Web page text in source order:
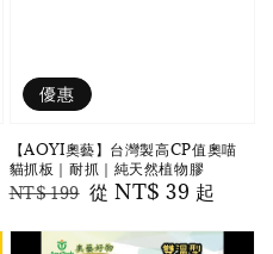
優惠
【AOYI奧藝】台灣製高CP值奧喵
貓抓板｜耐抓｜純天然植物膠
Regular
NT$ 199 Sale
從 NT$ 39 起